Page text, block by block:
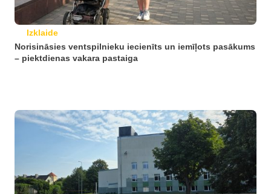
Izklaide
Norisināsies ventspilnieku iecienīts un iemīļots pasākums
– piektdienas vakara pastaiga